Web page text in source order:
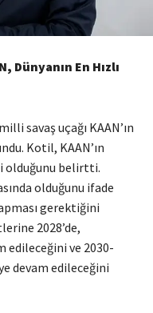
Dünyanın En Hızlı
savaş uçağı KAAN’ın
Kotil, KAAN’ın
olduğunu belirtti.
olduğunu ifade
gerektiğini
2028’de,
edileceğini ve 2030-
devam edileceğini